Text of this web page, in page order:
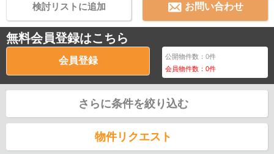
お問い合わせ
検討リストに追加
無料会員登録はこちら
会員登録 公開物件数：0件
会員物件数：0件
さらに条件を絞り込む
物件リクエスト